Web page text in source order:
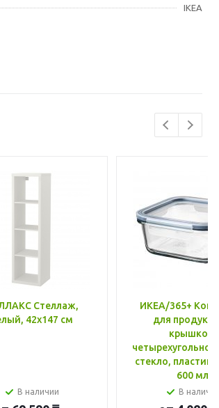
IKEA
Стеллаж,
42x147 см
В наличии
ИКЕА/365+
для
крышкой,
стекло, пластик
600 мл
В